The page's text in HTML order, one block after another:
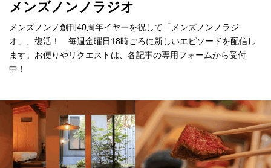
メンズノンノラジオ
メンズノンノ創刊40周年イヤーを祝して「メンズノンノラジ
オ」、復活！ 毎週金曜日18時ごろに新しいエピソードを配信し
ます。お便りやリクエストは、各記事の専用フォームから受付
中！